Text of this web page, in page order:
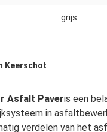
grijs
Keerschot
Asfalt Paveris een
in
verdelen van het